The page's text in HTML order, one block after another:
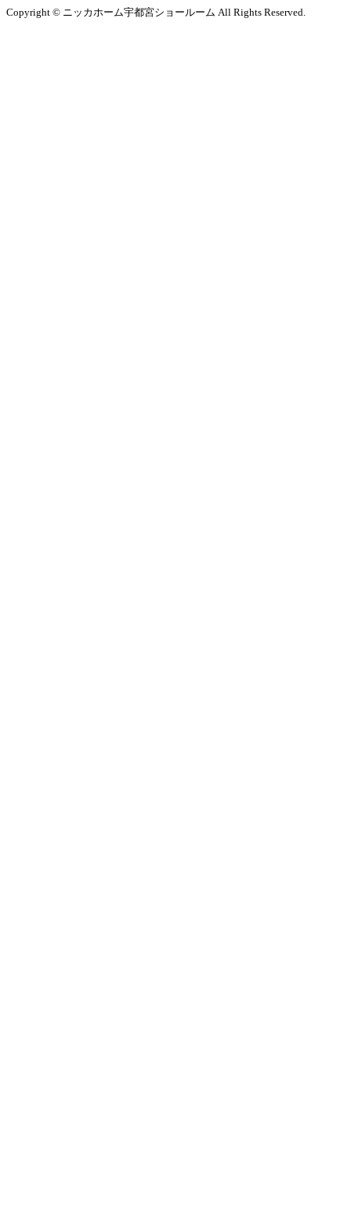
Copyright © ニッカホーム宇都宮ショールーム All Rights Reserved.